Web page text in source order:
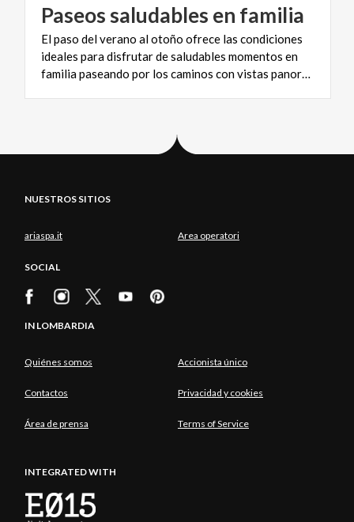
Paseos saludables en familia
El paso del verano al otoño ofrece las condiciones
ideales para disfrutar de saludables momentos en
familia paseando por los caminos con vistas panorámicas de Lombardía.
Load
NUESTROS SITIOS
ariaspa.it Area operatori
SOCIAL
IN LOMBARDIA
Quiénes somos Accionista único
Contactos Privacidad y cookies
Área de prensa Terms of Service
INTEGRATED WITH